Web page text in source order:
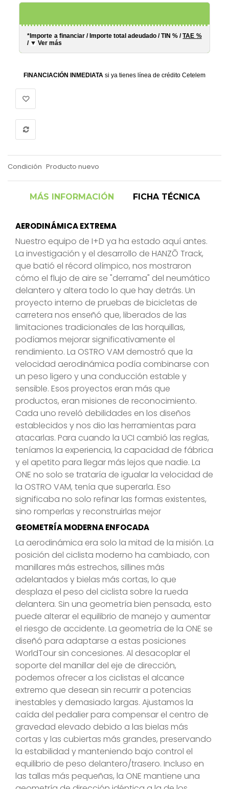
*Importe a financiar /Importe total adeudado/TIN% /TAE %
/
Ver más
FINANCIACIÓN INMEDIATA si ya tienes línea de crédito Cetelem
Condición Producto nuevo
MÁS INFORMACIÓN FICHA TÉCNICA
AERODINÁMICA EXTREMA
Nuestro equipo de I+D ya ha estado aquí antes.
La investigación y el desarrollo de HANZŌ Track,
que batió el récord olímpico, nos mostraron
cómo el flujo de aire se "derrama" del neumático
delantero y altera todo lo que hay detrás. Un
proyecto interno de pruebas de bicicletas de
carretera nos enseñó que, liberados de las
limitaciones tradicionales de las horquillas,
podíamos mejorar significativamente el
rendimiento. La OSTRO VAM demostró que la
velocidad aerodinámica podía combinarse con
un peso ligero y una conducción estable y
sensible. Esos proyectos eran más que
productos, eran misiones de reconocimiento.
Cada uno reveló debilidades en los diseños
establecidos y nos dio las herramientas para
atacarlas. Para cuando la UCI cambió las reglas,
teníamos la experiencia, la capacidad de fábrica
y el apetito para llegar más lejos que nadie. La
ONE no solo se trataría de igualar la velocidad de
la OSTRO VAM, tenía que superarla. Eso
significaba no solo refinar las formas existentes,
sino romperlas y reconstruirlas mejor
GEOMETRÍA MODERNA ENFOCADA
La aerodinámica era solo la mitad de la misión. La
posición del ciclista moderno ha cambiado, con
manillares más estrechos, sillines más
adelantados y bielas más cortas, lo que
desplaza el peso del ciclista sobre la rueda
delantera. Sin una geometría bien pensada, esto
puede alterar el equilibrio de manejo y aumentar
el riesgo de accidente. La geometría de la ONE se
diseñó para adaptarse a estas posiciones
WorldTour sin concesiones. Al desacoplar el
soporte del manillar del eje de dirección,
podemos ofrecer a los ciclistas el alcance
extremo que desean sin recurrir a potencias
inestables y demasiado largas. Ajustamos la
caída del pedalier para compensar el centro de
gravedad elevado debido a las bielas más
cortas y las cubiertas más grandes, preservando
la estabilidad y manteniendo bajo control el
equilibrio de peso delantero/trasero. Incluso en
las tallas más pequeñas, la ONE mantiene una